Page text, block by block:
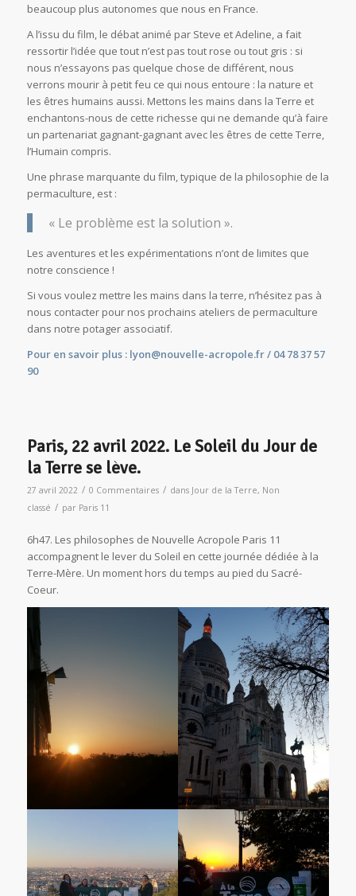
beaucoup plus autonomes que nous en France.
A l’issu du film, le débat animé par Steve et Adeline, a fait
ressortir l’idée que tout n’est pas tout rose ou tout gris : si
nous n’essayons pas quelque chose de différent, nous
verrons mourir à petit feu ce qui nous entoure : la nature et
les êtres humains aussi. Mettons les mains dans la Terre et
enchantons-nous de cette richesse qui ne demande qu’à faire
un partenariat gagnant-gagnant avec les êtres de cette Terre,
l’Humain compris.
Une phrase marquante du film, typique de la philosophie de la
permaculture, est :
« Le problème est la solution ».
Les aventures et les expérimentations n’ont de limites que
notre conscience !
Si vous voulez mettre les mains dans la terre, n’hésitez pas à
nous contacter pour nos prochains ateliers de permaculture
dans notre potager associatif.
Pour en savoir plus : lyon@nouvelle-acropole.fr/ 04 78 37 57
90
Paris, 22 avril 2022. Le Soleil du Jour de
la Terre se lève.
27 avril 2022 / 0 Commentaires / dans Jour de la Terre, Non
classé / par Paris 11
6h47. Les philosophes de Nouvelle Acropole Paris 11
accompagnent le lever du Soleil en cette journée dédiée à la
Terre-Mère. Un moment hors du temps au pied du Sacré-
Coeur.